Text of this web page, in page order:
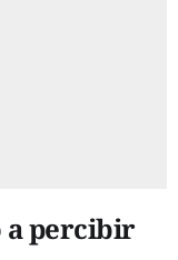
a percibir